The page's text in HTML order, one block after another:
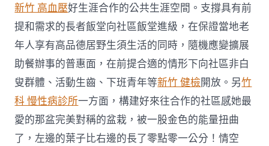
新竹 高血壓好生涯合作的公共生涯空間。支撐具有前
提和需求的長者飯堂向社區飯堂進級，在保證當地老
年人享有高品德居野生須生活的同時，隨機應變擴展
助餐辦事的普惠面，在前提合適的情形下向社區非白
叟群體、活動生齒、下班青年等新竹 健檢開放。另竹
科 慢性病診所一方面，構建好來往合作的社區感她最
愛的那盆完美對稱的盆栽，被一股金色的能量扭曲
了，左邊的葉子比右邊的長了零點零一公分！情空